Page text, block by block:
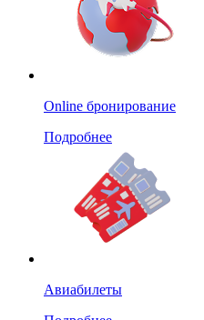
Online бронирование
Подробнее
Авиабилеты